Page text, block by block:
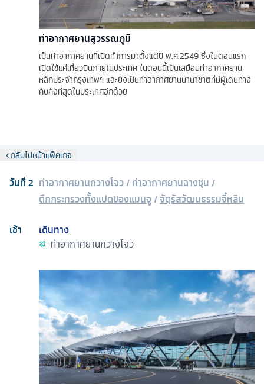
ท่าอากาศยานสุวรรณภูมิ
เป็นท่าอากาศยานที่เปิดทำการมาตั้งแต่ปี พ.ศ.2549 ซึ่งในตอนแรก
เปิดใช้แค่เที่ยวบินภายในประเทศ ในตอนนี้เป็นเสมือนท่าอากาศยาน
หลักประจำกรุงเทพฯ และยังเป็นท่าอากาศยานนานาชาติที่มีผู้เดินทาง
คับคั่งที่สุดในประเทศอีกด้วย
กลับไปหน้าแพ็คเกจ
วันที่2 ท่าอากาศยานกวางโจว/ท่าอากาศยานฉางชุน /
ตึกกระทรวงทั้งแปดของแมนจู /จัตุรัสวัฒนธรรมจี๋หลิน
เช้า
เดินทาง
ท่าอากาศยานกวางโจว